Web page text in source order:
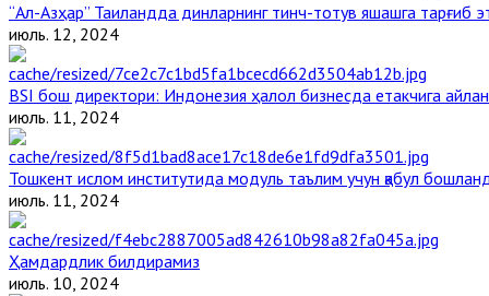
“Ал-Азҳар” Таиландда динларнинг тинч-тотув яшашга тарғиб
июль. 12, 2024
BSI бош директори: Индонезия ҳалол бизнесда етакчига
июль. 11, 2024
Тошкент ислом институтида модуль таълим учун қабул
июль. 11, 2024
Ҳамдардлик билдирамиз
июль. 10, 2024